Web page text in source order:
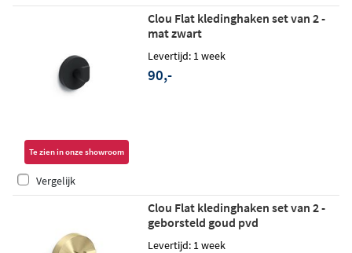
Te zien in onze showroom
Clou Flat kledinghaken set van 2 -
mat zwart
Levertijd: 1 week
90,-
Vergelijk
Clou Flat kledinghaken set van 2 -
geborsteld goud pvd
Levertijd: 1 week